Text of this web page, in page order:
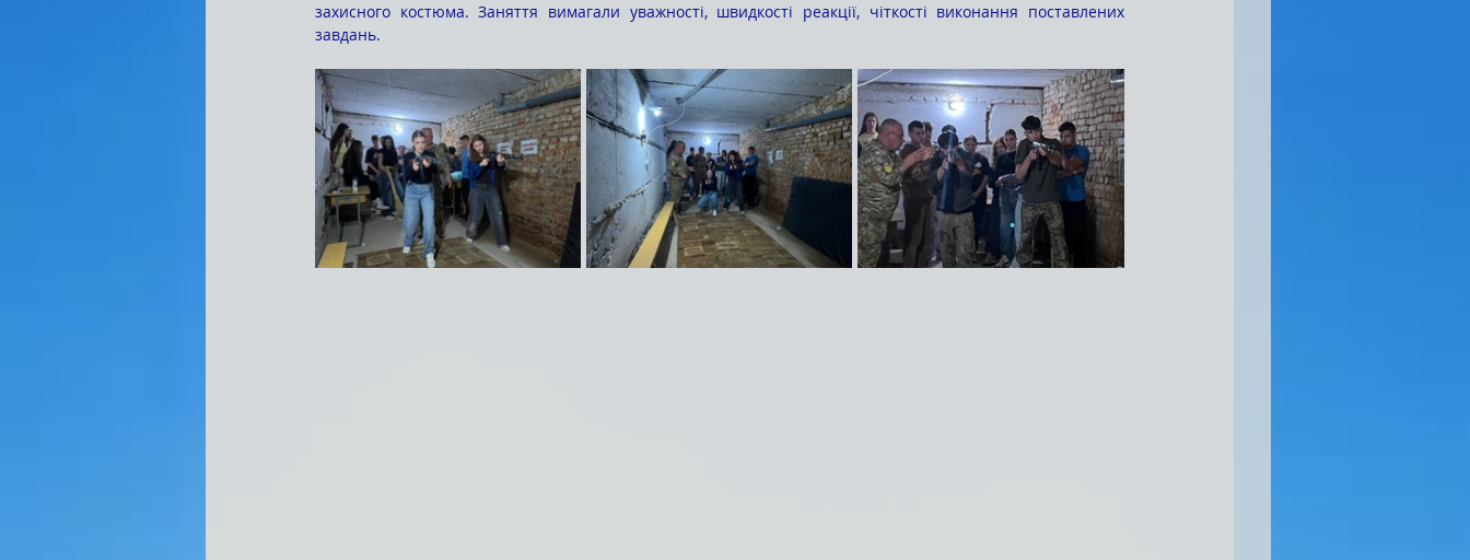
захисного костюма. Заняття вимагали уважності, швидкості реакції, чіткості виконання поставлених
завдань.